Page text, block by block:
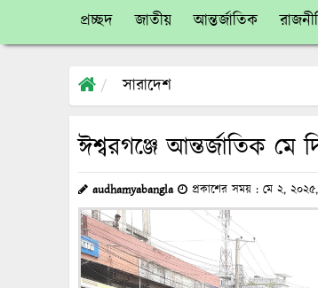
প্রচ্ছদ জাতীয় আন্তর্জাতিক
সারাদেশ
ঈশ্বরগঞ্জে আন্তর্জাতিক মে
audhamyabangla প্রকাশের সময় : মে ২,